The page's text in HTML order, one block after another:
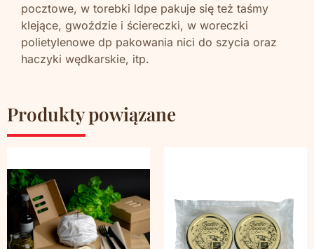
pocztowe, w torebki ldpe pakuje się też taśmy
klejące, gwoździe i ściereczki, w woreczki
polietylenowe dp pakowania nici do szycia oraz
haczyki wędkarskie, itp.
Produkty powiązane